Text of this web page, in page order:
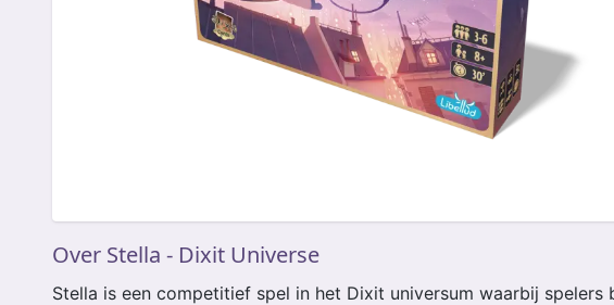
Over Stella - Dixit Universe
Stella is een competitief spel in het Dixit universum waarbij spelers